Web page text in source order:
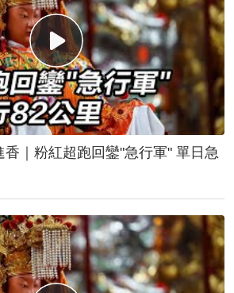
粉紅超跑回鑾"急行軍" 單日急